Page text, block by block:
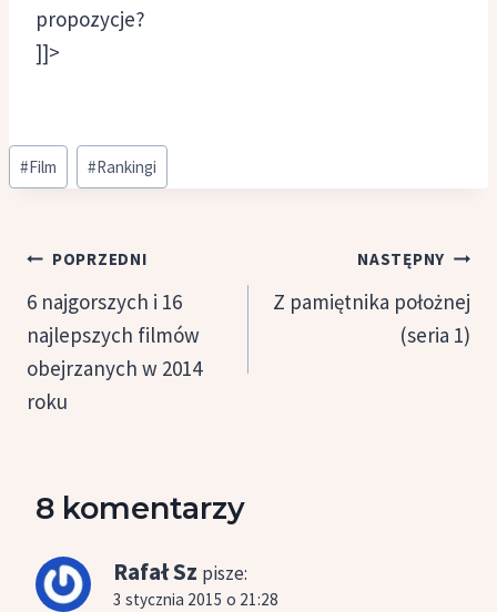
propozycje?
]]>
Tagi
wpisu:
#Film #Rankingi
Nawigacja
wpisu
POPRZEDNI
6 najgorszych i 16
najlepszych filmów
obejrzanych w 2014
roku
NASTĘPNY
Z pamiętnika położnej
(seria 1)
8 komentarzy
Rafał Sz pisze:
3 stycznia 2015 o 21:28